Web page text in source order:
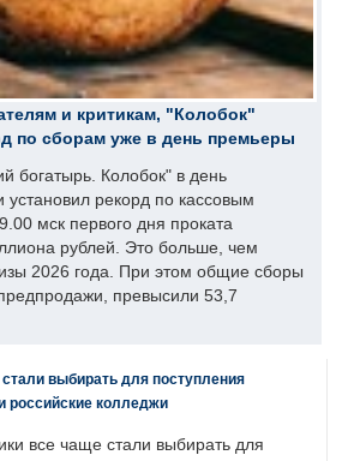
и критикам, "Колобок"
по сборам уже в день премьеры
богатырь. Колобок" в день
рекорд по кассовым
мск первого дня проката
рублей. Это больше, чем
2026 года. При этом общие сборы
превысили 53,7
выбирать для поступления
российские колледжи
все чаще стали выбирать для